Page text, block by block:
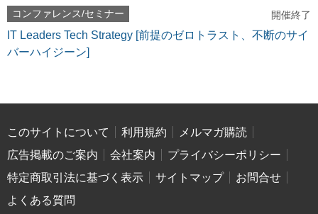
コンファレンス/セミナー 開催終了
IT Leaders Tech Strategy [前提のゼロトラスト、不断のサイ
バーハイジーン]
このサイトについて 利用規約
メルマガ購読
広告掲載のご案内
会社案内
プライバシーポリシー
特定商取引法に基づく表示
サイトマップ
お問合せ
よくある質問